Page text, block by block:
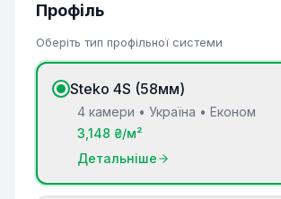
Профіль
Оберіть тип профільної системи
Steko 4S (58мм)
4 камери • Україна • Економ
3,148 ₴/м²
Детальніше